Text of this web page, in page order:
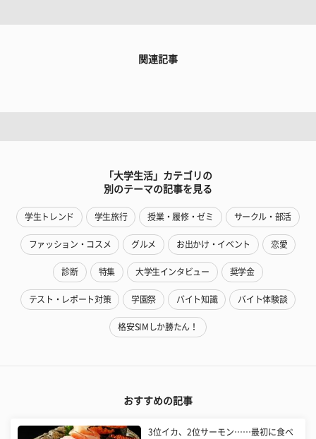
関連記事
「大学生活」カテゴリの
別のテーマの記事を見る
学生トレンド 学生旅行 授業・履修・ゼミ サークル・部活
ファッション・コスメ グルメ お出かけ・イベント 恋愛
診断 特集 大学生インタビュー 奨学金
テスト・レポート対策 学園祭 バイト知識 バイト体験談
格安SIMしか勝たん！
おすすめの記事
3位イカ、2位サーモン……最初に食べ